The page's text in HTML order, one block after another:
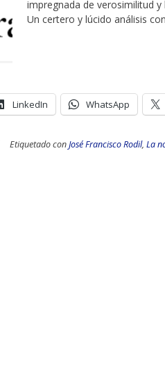
impregnada de verosimilitud y
Un certero y lúcido análisis
LinkedIn WhatsApp
Etiquetado conJosé Francisco Rodil, La